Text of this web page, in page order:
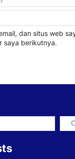
dan situs web
saya berikutnya.